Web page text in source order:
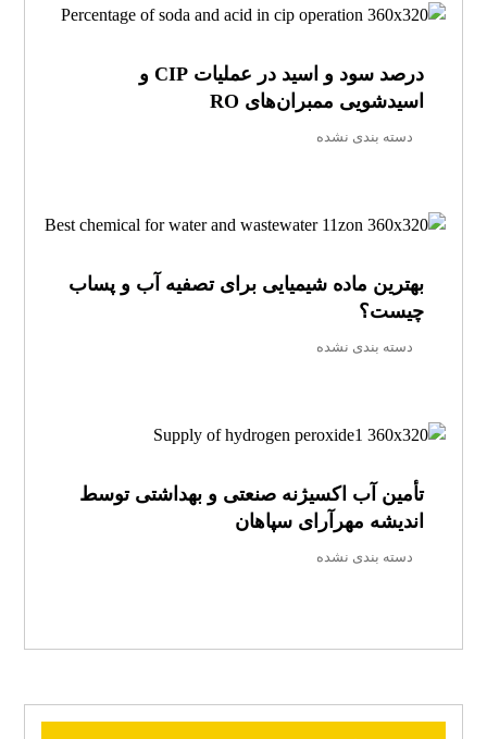
درصد سود و اسید در عملیات CIP و
اسیدشویی ممبران‌های RO
دسته بندی نشده
بهترین ماده شیمیایی برای تصفیه آب و پساب
چیست؟
دسته بندی نشده
تأمین آب اکسیژنه صنعتی و بهداشتی توسط
اندیشه مهرآرای سپاهان
دسته بندی نشده